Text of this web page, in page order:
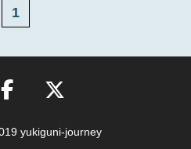
1
yukiguni-journey